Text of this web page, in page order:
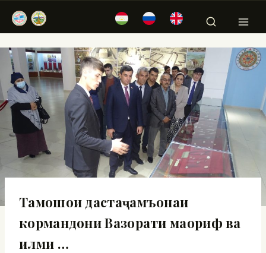
Тамошои дастаҷамъонаи
кормандони Вазорати маориф ва
илми …